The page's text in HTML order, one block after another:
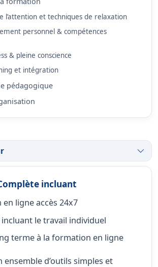
l’attention et techniques de relaxation
personnel & compétences
& pleine conscience
et intégration
pédagogique
incluant
ligne accès 24x7
le travail individuel
terme à la formation en ligne
ensemble d’outils simples et